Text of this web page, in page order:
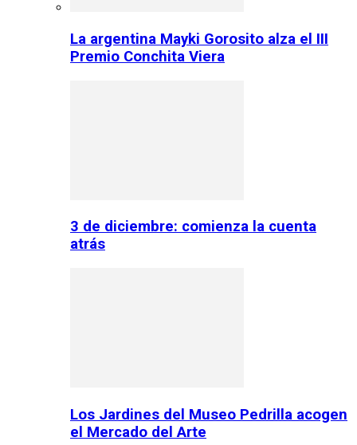
La argentina Mayki Gorosito alza el III
Premio Conchita Viera
3 de diciembre: comienza la cuenta
atrás
Los Jardines del Museo Pedrilla acogen
el Mercado del Arte